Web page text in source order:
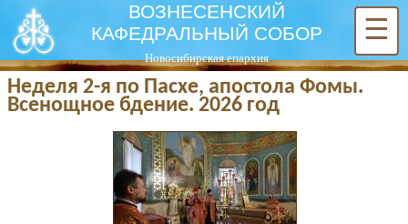
ВОЗНЕСЕНСКИЙ
КАФЕДРАЛЬНЫЙ СОБОР
Новосибирская епархия
☰
Неделя 2-я по Пасхе, апостола Фомы.
Всенощное бдение. 2026 год